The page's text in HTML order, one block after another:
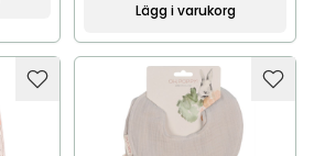
Lägg i varukorg